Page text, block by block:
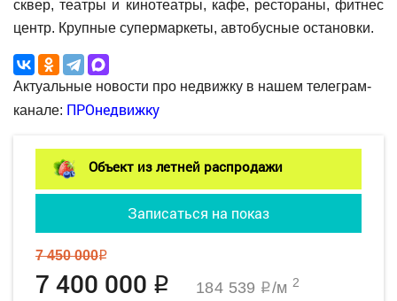
сквер, театры и кинотеатры, кафе, рестораны, фитнес
центр. Крупные супермаркеты, автобусные остановки.
Актуальные новости про недвижку в нашем телеграм-
канале: ПРОнедвижку
Объект из летней распродажи
Записаться на показ
7 450 000q
7 400 000 q 184 539 q/м 2